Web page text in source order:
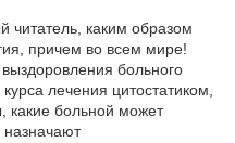
читатель, каким образом
причем во всем мире!
больного
лечения цитостатиком,
какие больной может